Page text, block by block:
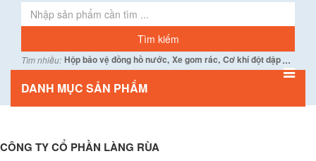
Tìm nhiều: Hộp bảo vệ đồng hồ nước, Xe gom rác, Cơ khí đột dập...
DANH MỤC SẢN PHẨM
CÔNG TY CỔ PHẦN LÀNG RÙA